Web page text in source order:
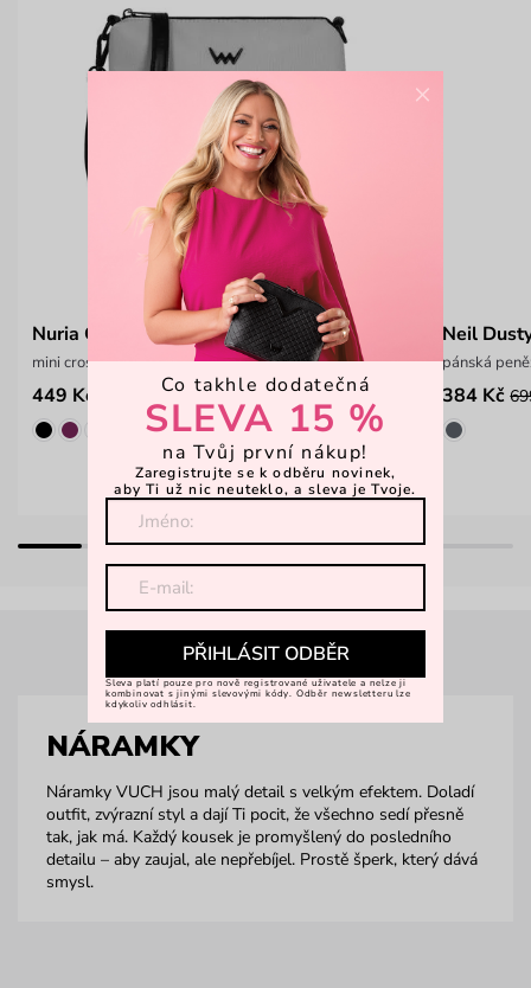
Nuria Grey
mini crossbody kabelka na zip
449 Kč
Neil
pánská
384 Kč
NÁRAMKY
Náramky VUCH jsou malý detail s velkým efektem. Doladí
outfit, zvýrazní styl a dají Ti pocit, že všechno sedí přesně
tak, jak má. Každý kousek je promyšlený do posledního
detailu – aby zaujal, ale nepřebíjel. Prostě šperk, který dává
smysl.
×
Co takhle dodatečná
SLEVA 15 %
na Tvůj první nákup!
Zaregistrujte se k odběru novinek,
aby Ti už nic neuteklo, a sleva je Tvoje.
PŘIHLÁSIT ODBĚR
Sleva platí pouze pro nově registrované uživatele a nelze ji
kombinovat s jinými slevovými kódy. Odběr newsletteru lze
kdykoliv odhlásit.